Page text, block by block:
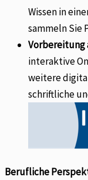
Wissen in
sammeln Sie
Vorbereitung
interaktive
weitere
schriftliche
Berufliche